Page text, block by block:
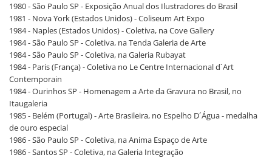
1980 - São Paulo SP - Exposição Anual dos Ilustradores do Brasil
1981 - Nova York (Estados Unidos) - Coliseum Art Expo
1984 - Naples (Estados Unidos) - Coletiva, na Cove Gallery
1984 - São Paulo SP - Coletiva, na Tenda Galeria de Arte
1984 - São Paulo SP - Coletiva, na Galeria Rubayat
1984 - Paris (França) - Coletiva no Le Centre Internacional d´Art
Contemporain
1984 - Ourinhos SP - Homenagem a Arte da Gravura no Brasil, no
Itaugaleria
1985 - Belém (Portugal) - Arte Brasileira, no Espelho D´Água - medalha
de ouro especial
1986 - São Paulo SP - Coletiva, na Anima Espaço de Arte
1986 - Santos SP - Coletiva, na Galeria Integração